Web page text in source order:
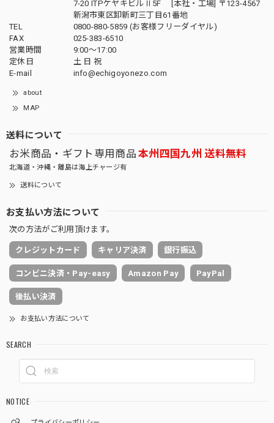
7-20 ITPケヤキビルⅡ5F [本社・工場] 〒123-4567
新潟市東区卸新町三丁目61番地
TEL
0800-880-5859 (お客様フリーダイヤル)
FAX
025-383-6510
営業時間
9:00～17:00
定休日
土 日 祝
E-mail
info@echigoyonezo.com
about
MAP
送料について
お米商品・ギフト専用商品 本州四国九州 送料無料
北海道・沖縄・離島は海上チャージ有
送料について
お支払い方法について
次の方法がご利用頂けます。
クレジットカード キャリア決済 銀行振込
コンビニ決済・Pay-easy Amazon Pay PayPal
後払い決済
お支払い方法について
SEARCH
NOTICE